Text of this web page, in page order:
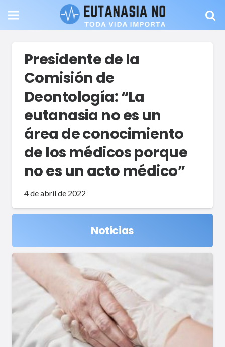
Presidente de la
Comisión de
Deontología: “La
eutanasia no es un
área de conocimiento
de los médicos porque
no es un acto médico”
4 de abril de 2022
Noticias